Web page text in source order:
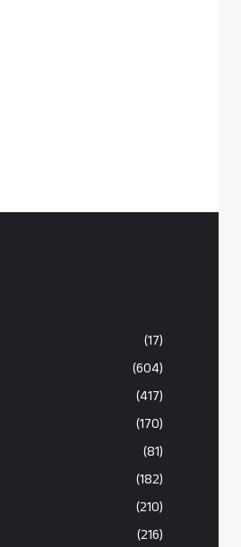
(17)
(604)
(417)
(170)
(81)
(182)
(210)
(216)